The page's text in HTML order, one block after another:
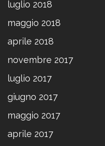
luglio 2018
maggio 2018
aprile 2018
novembre 2017
luglio 2017
giugno 2017
maggio 2017
aprile 2017